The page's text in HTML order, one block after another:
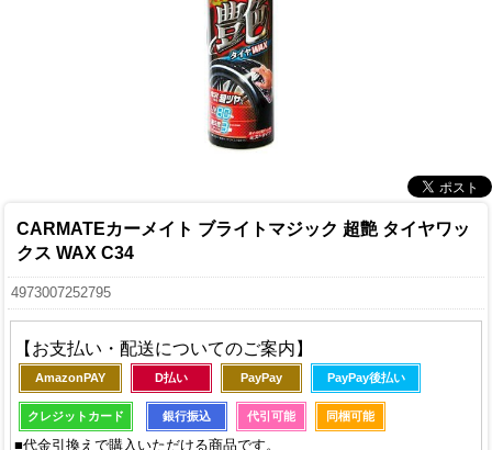
CARMATEカーメイト ブライトマジック 超艶 タイヤワッ
クス WAX C34
4973007252795
【お支払い・配送についてのご案内】
AmazonPAY D払い PayPay PayPay後払い
クレジットカード 銀行振込 代引可能 同梱可能
■代金引換えで購入いただける商品です。